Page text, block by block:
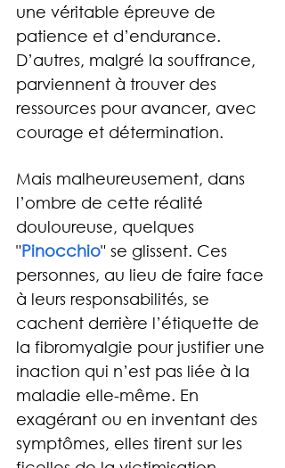
une véritable épreuve de
patience et d’endurance.
D’autres, malgré la souffrance,
parviennent à trouver des
ressources pour avancer, avec
courage et détermination.
Mais malheureusement, dans
l’ombre de cette réalité
douloureuse, quelques
"Pinocchio" se glissent. Ces
personnes, au lieu de faire face
à leurs responsabilités, se
cachent derrière l’étiquette de
la fibromyalgie pour justifier une
inaction qui n’est pas liée à la
maladie elle-même. En
exagérant ou en inventant des
symptômes, elles tirent sur les